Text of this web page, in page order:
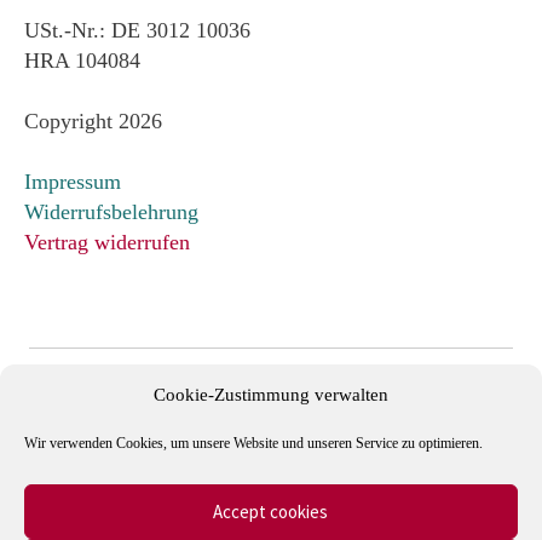
Cookie-Zustimmung verwalten
Wir verwenden Cookies, um unsere Website und unseren Service zu optimieren.
Accept cookies
USt.-Nr.: DE 3012 10036
HRA 104084
Copyright 2026
Impressum
Widerrufsbelehrung
Vertrag widerrufen